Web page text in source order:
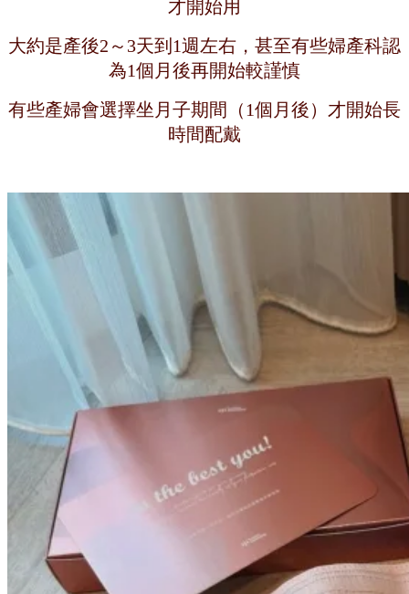
才開始用
大約是產後2～3天到1週左右，甚至有些婦產科認
為1個月後再開始較謹慎
有些產婦會選擇坐月子期間（1個月後）才開始長
時間配戴